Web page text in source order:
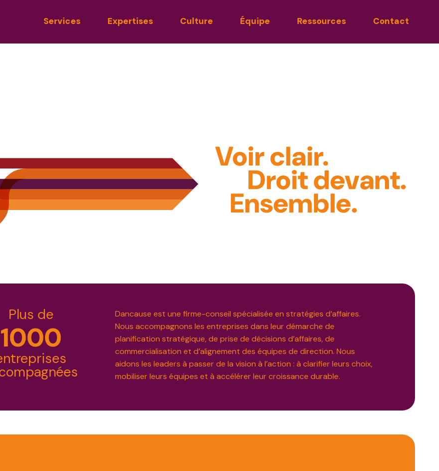
Services Expertises Culture Équipe Ressources Contact
conseil en
Plus de
1000
Dancause est une firme-conseil spécialisée en stratégies d’affaires.
Nous accompagnons les entreprises dans leur démarche de
planification stratégique, de prise de décisions d’affaires, de
commercialisation et d’alignement des équipes de direction. Nous
aidons les leaders à passer de la vision à l’action : à clarifier leurs choix,
mobiliser leurs équipes et à accélérer leur croissance durable.